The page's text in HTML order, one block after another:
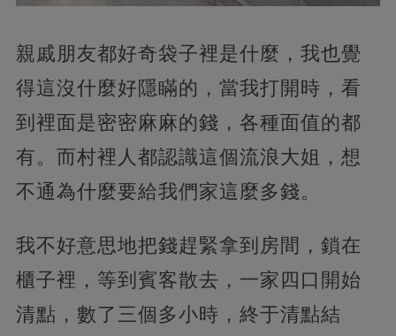
親戚朋友都好奇袋子裡是什麼，我也覺
得這沒什麼好隱瞞的，當我打開時，看
到裡面是密密麻麻的錢，各種面值的都
有。而村裡人都認識這個流浪大姐，想
不通為什麼要給我們家這麼多錢。
我不好意思地把錢趕緊拿到房間，鎖在
櫃子裡，等到賓客散去，一家四口開始
清點，數了三個多小時，終于清點結